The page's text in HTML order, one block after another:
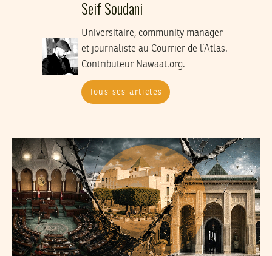
Seif Soudani
Universitaire, community manager
et journaliste au Courrier de l’Atlas.
Contributeur Nawaat.org.
Tous ses articles